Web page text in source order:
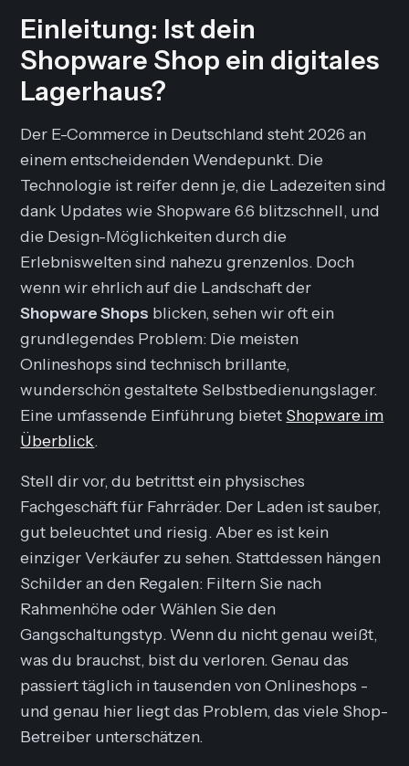
Einleitung: Ist dein
Shopware Shop ein digitales
Lagerhaus?
Der E-Commerce in Deutschland steht 2026 an
einem entscheidenden Wendepunkt. Die
Technologie ist reifer denn je, die Ladezeiten sind
dank Updates wie Shopware 6.6 blitzschnell, und
die Design-Möglichkeiten durch die
Erlebnisweltensind nahezu grenzenlos. Doch
wenn wir ehrlich auf die Landschaft der
Shopware Shops blicken, sehen wir oft ein
grundlegendes Problem: Die meisten
Onlineshops sind technisch brillante,
wunderschön gestaltete Selbstbedienungslager.
Eine umfassende Einführung bietet Shopware im
Überblick.
Stell dir vor, du betrittst ein physisches
Fachgeschäft für Fahrräder. Der Laden ist sauber,
gut beleuchtet und riesig. Aber es ist kein
einziger Verkäufer zu sehen. Stattdessen hängen
Schilder an den Regalen: Filtern Sie nach
Rahmenhöhe oder Wählen Sie den
Gangschaltungstyp. Wenn du nicht genau weißt,
was du brauchst, bist du verloren. Genau das
passiert täglich in tausenden von Onlineshops -
und genau hier liegt das Problem, das viele Shop-
Betreiber unterschätzen.